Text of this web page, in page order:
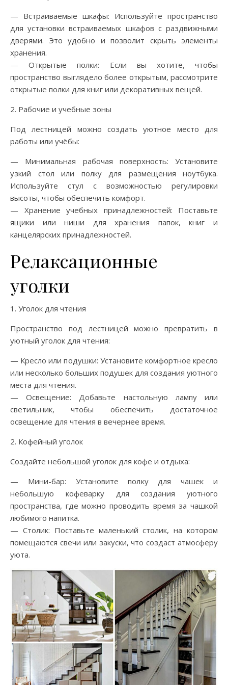
— Встраиваемые шкафы: Используйте пространство
для установки встраиваемых шкафов с раздвижными
дверями. Это удобно и позволит скрыть элементы
хранения.
— Открытые полки: Если вы хотите, чтобы
пространство выглядело более открытым, рассмотрите
открытые полки для книг или декоративных вещей.
2. Рабочие и учебные зоны
Под лестницей можно создать уютное место для
работы или учёбы:
— Минимальная рабочая поверхность: Установите
узкий стол или полку для размещения ноутбука.
Используйте стул с возможностью регулировки
высоты, чтобы обеспечить комфорт.
— Хранение учебных принадлежностей: Поставьте
ящики или ниши для хранения папок, книг и
канцелярских принадлежностей.
Релаксационные
уголки
1. Уголок для чтения
Пространство под лестницей можно превратить в
уютный уголок для чтения:
— Кресло или подушки: Установите комфортное кресло
или несколько больших подушек для создания уютного
места для чтения.
— Освещение: Добавьте настольную лампу или
светильник, чтобы обеспечить достаточное
освещение для чтения в вечернее время.
2. Кофейный уголок
Создайте небольшой уголок для кофе и отдыха:
— Мини-бар: Установите полку для чашек и
небольшую кофеварку для создания уютного
пространства, где можно проводить время за чашкой
любимого напитка.
— Столик: Поставьте маленький столик, на котором
помещаются свечи или закуски, что создаст атмосферу
уюта.